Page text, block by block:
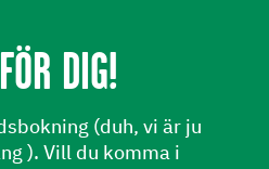
DIG!
(duh, vi är ju
). Vill du komma i